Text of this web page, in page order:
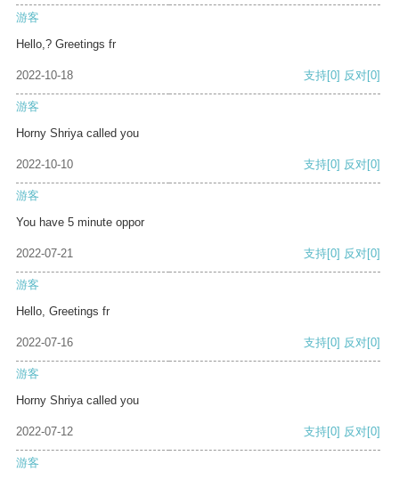
游客
Hello,? Greetings fr
2022-10-18 支持[0] 反对[0]
游客
Horny Shriya called you
2022-10-10 支持[0] 反对[0]
游客
You have 5 minute oppor
2022-07-21 支持[0] 反对[0]
游客
Hello, Greetings fr
2022-07-16 支持[0] 反对[0]
游客
Horny Shriya called you
2022-07-12 支持[0] 反对[0]
游客